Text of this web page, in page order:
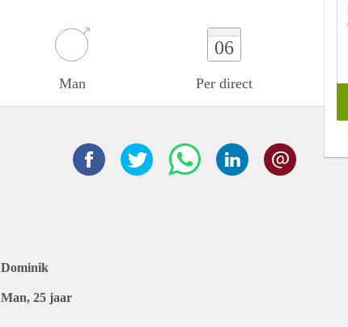
Man
06
Per direct
Dominik
Man, 25 jaar